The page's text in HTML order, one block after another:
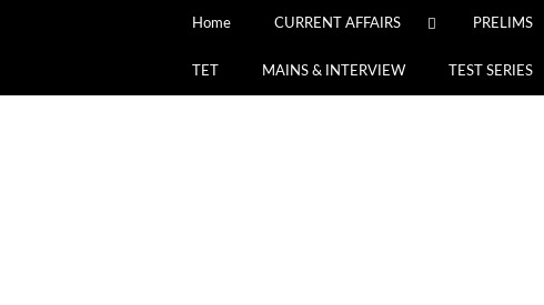
Home CURRENT AFFAIRS PRELIMS
TET MAINS & INTERVIEW TEST SERIES